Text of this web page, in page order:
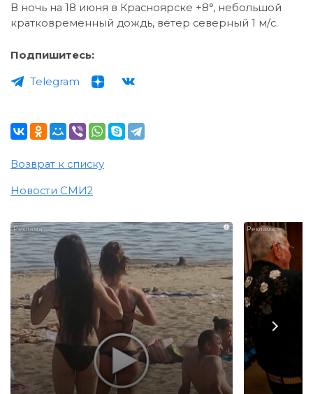
В ночь на 18 июня в Красноярске +8°, небольшой
кратковременный дождь, ветер северный 1 м/с.
Подпишитесь:
Telegram
Возврат к списку
Новости СМИ2
i